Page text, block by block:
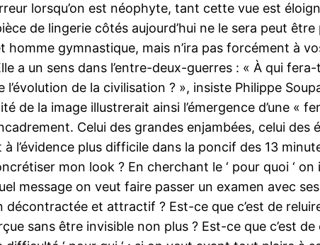
lorsqu’on est néophyte, tant cette vue est
de lingerie côtés aujourd’hui ne le sera peut
homme gymnastique, mais n’ira pas forcément à
a un sens dans l’entre-deux-guerres : « À qui
de la civilisation ? », insiste Philippe
de la image illustrerait ainsi l’émergence d’une «
Celui des grandes enjambées, celui des
l’évidence plus difficile dans la poncif des 13
mon look ? En cherchant le ‘ pour quoi ‘
message on veut faire passer un examen avec
décontractée et attractif ? Est-ce que c’est de
sans être invisible non plus ? Est-ce que c’est de